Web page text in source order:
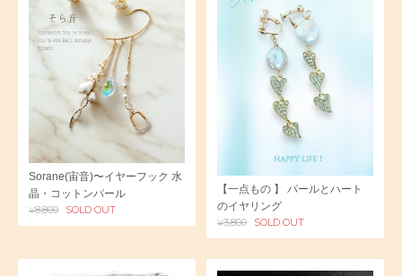
Sorane(宙音)〜イヤーフック 水
晶・コットンパール
¥8,800 SOLD OUT
【一点もの 】 パールとハート
のイヤリング
¥3,800 SOLD OUT